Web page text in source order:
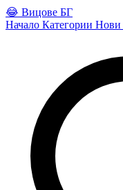
😂 Вицове БГ
Начало Категории Нови